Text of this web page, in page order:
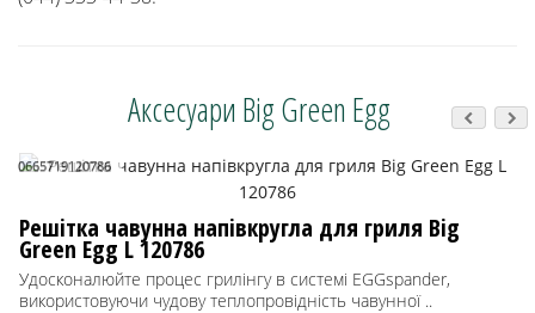
Аксесуари Big Green Egg
0665719120786
Решітка чавунна напівкругла для гриля Big
Green Egg L 120786
Удосконалюйте процес грилінгу в системі EGGspander,
використовуючи чудову теплопровідність чавунної ..